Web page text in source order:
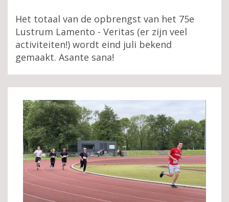
Het totaal van de opbrengst van het 75e
Lustrum Lamento - Veritas (er zijn veel
activiteiten!) wordt eind juli bekend
gemaakt. Asante sana!